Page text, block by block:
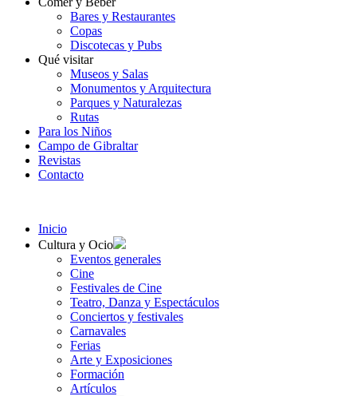
Bares y Restaurantes
Copas
Discotecas y Pubs
Qué visitar
Museos y Salas
Monumentos y Arquitectura
Parques y Naturalezas
Rutas
Para los Niños
Campo de Gibraltar
Revistas
Contacto
Inicio
Cultura y Ocio
Eventos generales
Cine
Festivales de Cine
Teatro, Danza y Espectáculos
Conciertos y festivales
Carnavales
Ferias
Arte y Exposiciones
Formación
Artículos